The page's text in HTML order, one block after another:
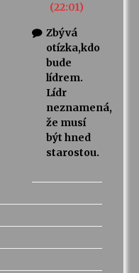
(22:01)
Zbývá
otízka,kdo
bude
lídrem.
Lídr
neznamená,
že musí
být hned
starostou.